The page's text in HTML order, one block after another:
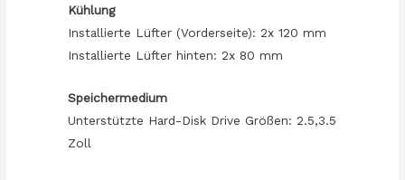
Kühlung
Installierte Lüfter (Vorderseite): 2x 120 mm
Installierte Lüfter hinten: 2x 80 mm
Speichermedium
Unterstützte Hard-Disk Drive Größen: 2.5,3.5
Zoll